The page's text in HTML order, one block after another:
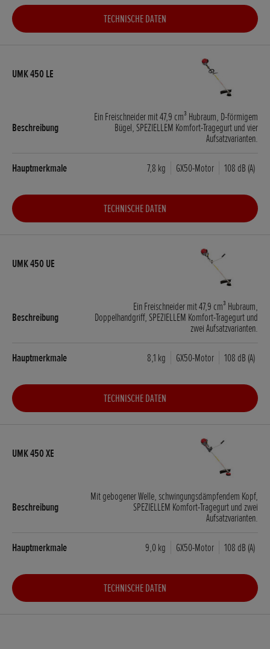
TECHNISCHE DATEN
Ein Freischneider mit 47,9 cm³ Hubraum, D-förmigem
Bügel, SPEZIELLEM Komfort-Tragegurt und vier
Aufsatzvarianten.
7,8 kg GX50-Motor 108 dB (A)
TECHNISCHE DATEN
Ein Freischneider mit 47,9 cm³ Hubraum,
Doppelhandgriff, SPEZIELLEM Komfort-Tragegurt und
zwei Aufsatzvarianten.
8,1 kg GX50-Motor 108 dB (A)
TECHNISCHE DATEN
Mit gebogener Welle, schwingungsdämpfendem Kopf,
SPEZIELLEM Komfort-Tragegurt und zwei
Aufsatzvarianten.
9,0 kg GX50-Motor 108 dB (A)
TECHNISCHE DATEN